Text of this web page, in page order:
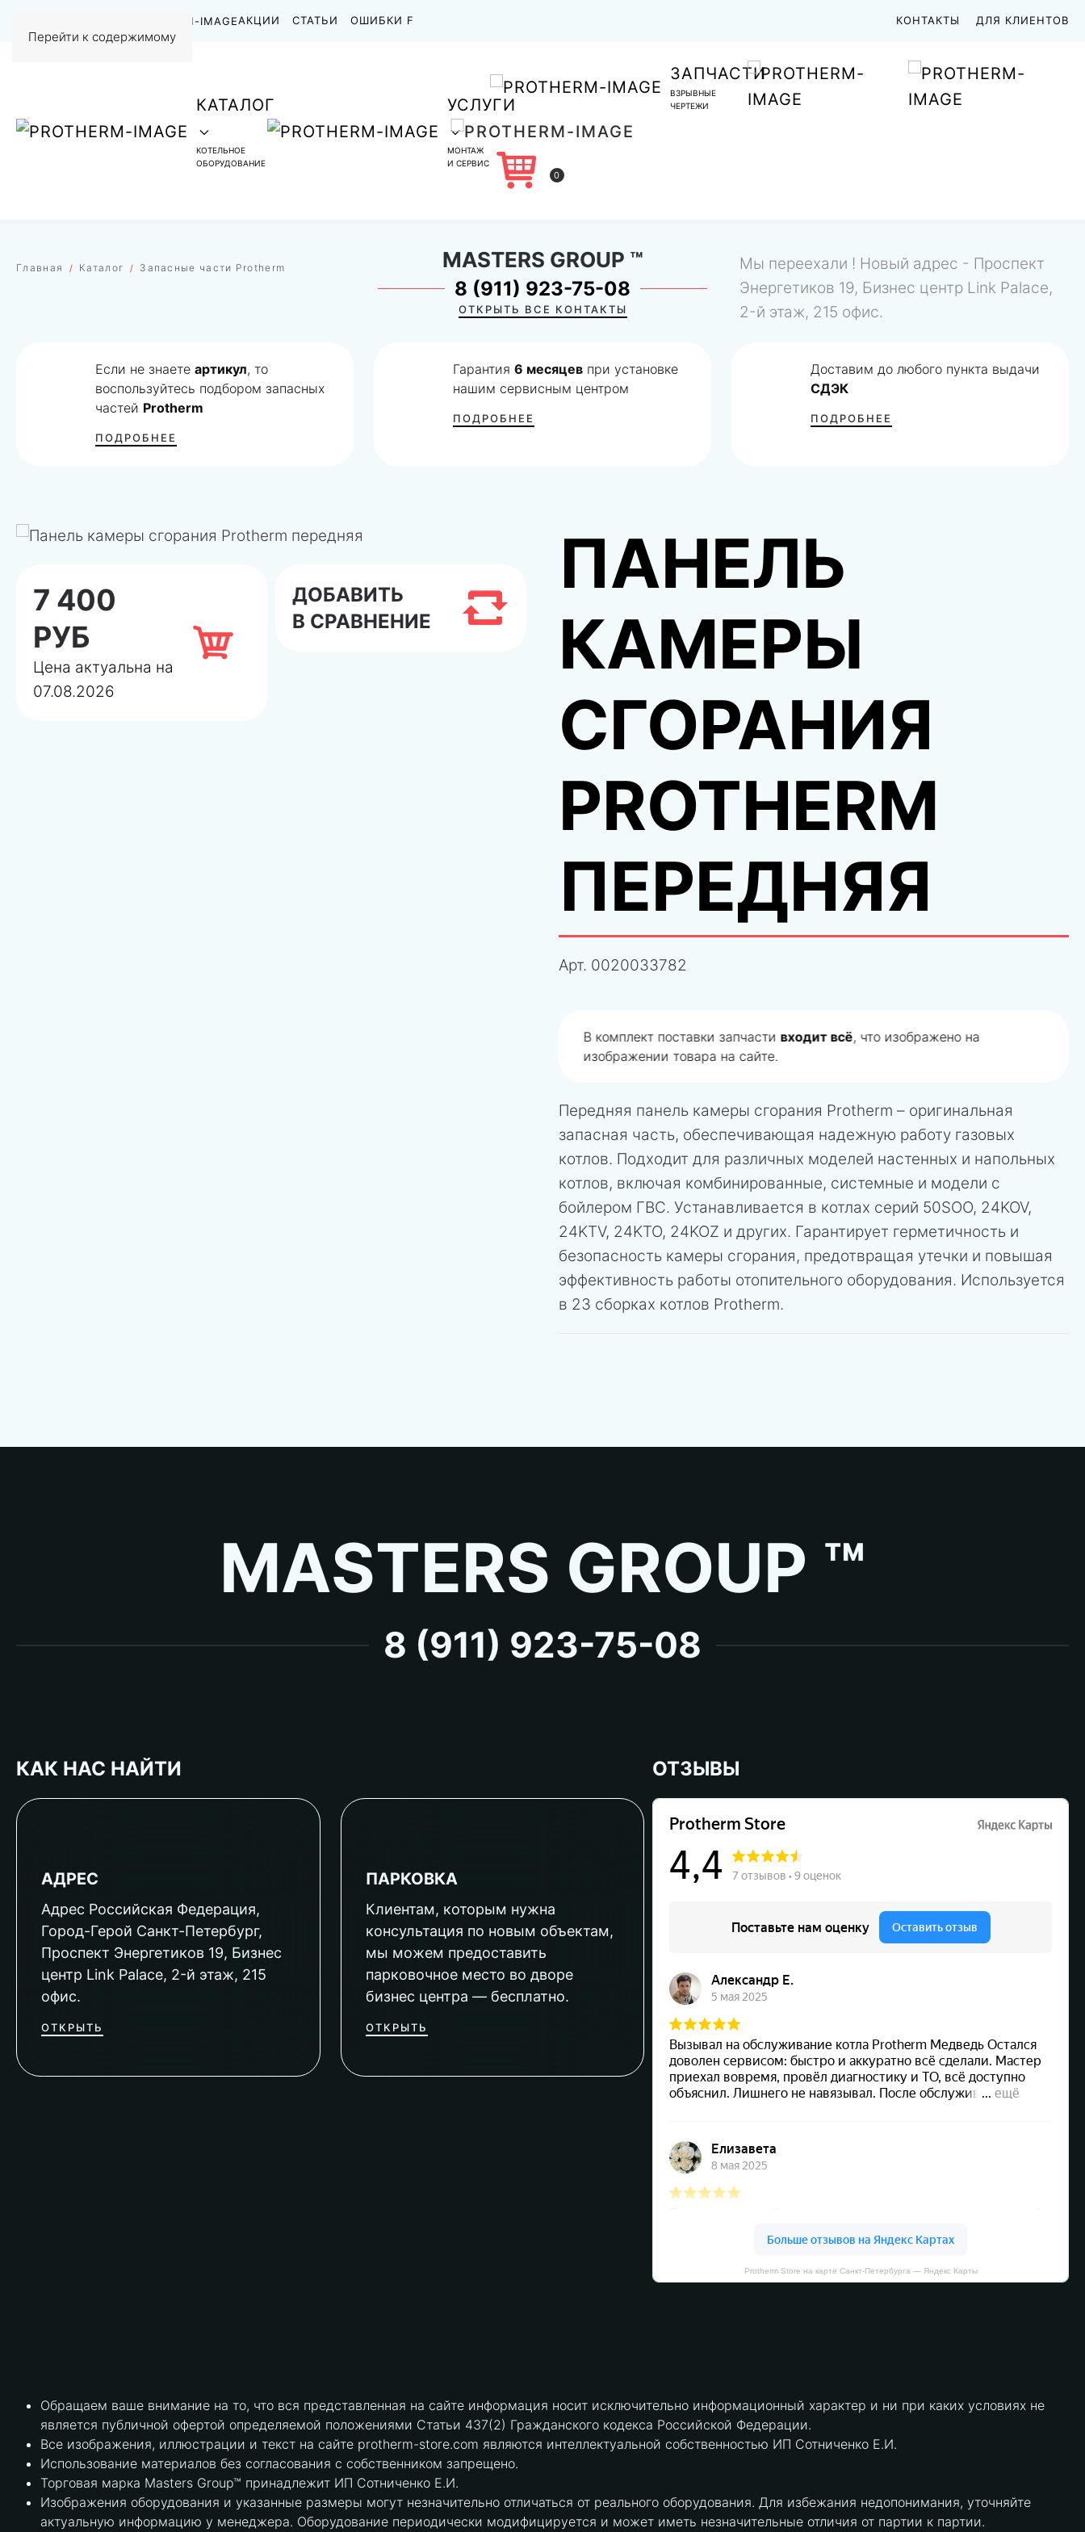
Перейти к содержимому
АКЦИИ СТАТЬИ ОШИБКИ F КОНТАКТЫ ДЛЯ КЛИЕНТОВ
КАТАЛОГ
КОТЕЛЬНОЕ
ОБОРУДОВАНИЕ
УСЛУГИ
МОНТАЖ
И СЕРВИС
ЗАПЧАСТИ
ВЗРЫВНЫЕ
ЧЕРТЕЖИ
0
Главная Каталог Запасные части Protherm MASTERS GROUP ™
8 (911) 923-75-08
ОТКРЫТЬ ВСЕ КОНТАКТЫ
Мы переехали ! Новый адрес - Проспект
Энергетиков 19, Бизнес центр Link Palace,
2-й этаж, 215 офис.
Если не знаетеартикул, то
воспользуйтесь подбором запасных
частей Protherm
ПОДРОБНЕЕ
Гарантия6 месяцев при установке
нашим сервисным центром
ПОДРОБНЕЕ
Доставим до любого пункта выдачи
СДЭК
ПОДРОБНЕЕ
7 400
РУБ
Цена актуальна на
07.08.2026
ДОБАВИТЬ
В СРАВНЕНИЕ
ПАНЕЛЬ
КАМЕРЫ
СГОРАНИЯ
PROTHERM
ПЕРЕДНЯЯ
Арт. 0020033782
В комплект поставки запчасти входит всё, что изображено на
изображении товара на сайте.
Передняя панель камеры сгорания Protherm – оригинальная
запасная часть, обеспечивающая надежную работу газовых
котлов. Подходит для различных моделей настенных и напольных
котлов, включая комбинированные, системные и модели с
бойлером ГВС. Устанавливается в котлах серий 50SOO, 24KOV,
24KTV, 24KTO, 24KOZ и других. Гарантирует герметичность и
безопасность камеры сгорания, предотвращая утечки и повышая
эффективность работы отопительного оборудования. Используется
в 23 сборках котлов Protherm.
MASTERS GROUP ™
8 (911) 923-75-08
КАК НАС НАЙТИ
АДРЕС
Адрес Российская Федерация,
Город-Герой Санкт-Петербург,
Проспект Энергетиков 19, Бизнес
центр Link Palace, 2-й этаж, 215
офис.
ОТКРЫТЬ
ПАРКОВКА
Клиентам, которым нужна
консультация по новым объектам,
мы можем предоставить
парковочное место во дворе
бизнес центра — бесплатно.
ОТКРЫТЬ
ОТЗЫВЫ
Protherm Store на карте Санкт‑Петербурга — Яндекс Карты
Обращаем ваше внимание на то, что вся представленная на сайте информация носит исключительно информационный характер и ни при каких условиях не
является публичной офертой определяемой положениями Статьи 437(2) Гражданского кодекса Российской Федерации.
Все изображения, иллюстрации и текст на сайте protherm-store.com являются интеллектуальной собственностью ИП Сотниченко Е.И.
Использование материалов без согласования с собственником запрещено.
Торговая марка Masters Group™ принадлежит ИП Сотниченко Е.И.
Изображения оборудования и указанные размеры могут незначительно отличаться от реального оборудования. Для избежания недопонимания, уточняйте
актуальную информацию у менеджера. Оборудование периодически модифицируется и может иметь незначительные отличия от партии к партии.